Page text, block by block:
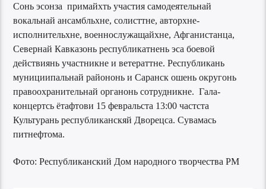
Сонь эсонза примайхть участия самодеятельнай
вокальнай ансамбльхне, солисттне, авторхне-
исполнительхне, военнослужащайхне, Афганистанца,
Севернай Кавказонь республикатнень эса боевой
действиянь участникне и ветераттне. Республикань
мунициипальнай райононь и Саранск ошень округонь
правоохранительнай органонь сотрудникне. Гала-
концертсь ётафтови 15 февральста 13:00 частста
Культурань республиканскяй Дворецса. Сувамась
питнефтома.
Фото: Республиканский Дом народного творчества РМ